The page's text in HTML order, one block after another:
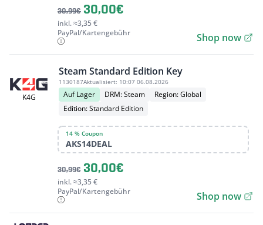
30,99€ 30,00€
inkl. ≈3,35 €
PayPal/Kartengebühr
Shop now
K4G
Steam Standard Edition Key
1130187Aktualisiert: 10:07 06.08.2026
Auf Lager DRM: Steam
Region: Global
Edition: Standard Edition
14 % Coupon
AKS14DEAL
30,99€ 30,00€
inkl. ≈3,35 €
PayPal/Kartengebühr
Shop now